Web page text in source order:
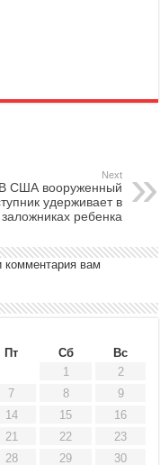
Next
В США вооруженный
удерживает в
заложниках ребенка
комментария вам
Пт Сб
Вс
1
2
7 8
9
14 15
16
21 22
23
28 29
30